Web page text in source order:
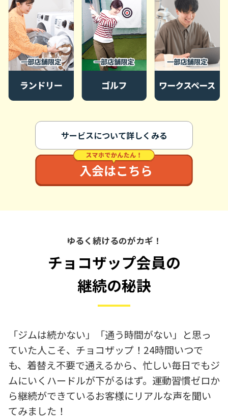
サービスについて詳しくみる
ゆるく続けるのがカギ！
チョコザップ会員の
継続の秘訣
「ジムは続かない」「通う時間がない」と思っ
ていた人こそ、チョコザップ！24時間いつで
も、着替え不要で通えるから、忙しい毎日でもジ
ムにいくハードルが下がるはず。運動習慣ゼロか
ら継続ができているお客様にリアルな声を聞い
てみました！